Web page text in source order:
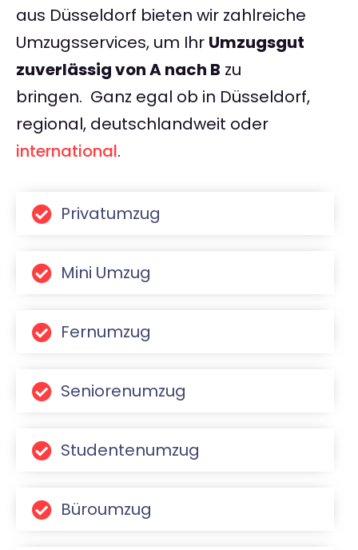
aus Düsseldorf bieten wir zahlreiche
Umzugsservices, um Ihr Umzugsgut
zuverlässig von A nach B zu
bringen. Ganz egal ob in Düsseldorf,
regional, deutschlandweit oder
international.
Privatumzug
Mini Umzug
Fernumzug
Seniorenumzug
Studentenumzug
Büroumzug